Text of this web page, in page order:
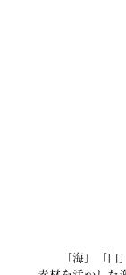
「海」「